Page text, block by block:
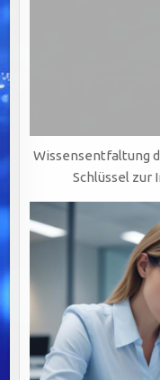
Wissensentfaltung
Schlüssel